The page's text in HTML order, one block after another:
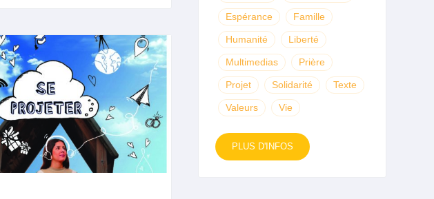
Espérance Famille
Humanité Liberté
Multimedias Prière
Projet Solidarité Texte
Valeurs Vie
PLUS D'INFOS